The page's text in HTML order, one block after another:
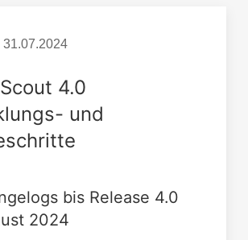
31.07.2024
4.0
und
bis Release 4.0
2024